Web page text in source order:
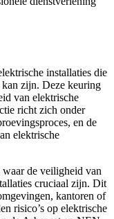
installaties die
zijn. Deze keuring
van elektrische
richt zich onder
en de
elektrische
de veiligheid van
cruciaal zijn. Dit
kantoren of
risico’s op elektrische